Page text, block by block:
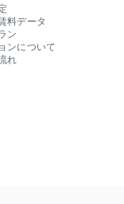
料データ
ン
ンについて
れ